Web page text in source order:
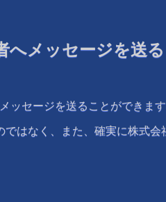
へメッセージを送る
ッセージを送ることができます
はなく、また、確実に株式